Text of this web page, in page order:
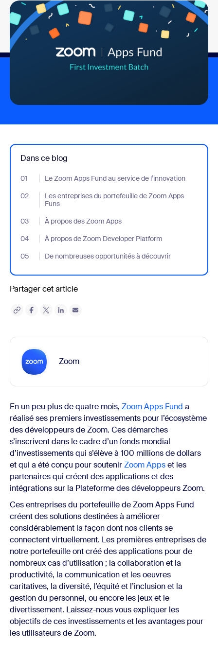
Dans ce blog
01 Le Zoom Apps Fund au service de l’innovation
- Jumplink to Le Zoom Apps Fund au service de l’innovation
02
Les entreprises du portefeuille de Zoom Apps
Funs
- Jumplink to Les entreprises du portefeuille de Zoom Apps Funs
03 À propos des Zoom Apps
- Jumplink to À propos des Zoom Apps
04
À propos de Zoom Developer Platform
- Jumplink to À propos de Zoom Developer Platform
05
De nombreuses opportunités à découvrir
- Jumplink to De nombreuses opportunités à découvrir
Partager cet article
Zoom
En un peu plus de quatre mois, Zoom Apps Fund a
réalisé ses premiers investissements pour l’écosystème
des développeurs de Zoom. Ces démarches
s’inscrivent dans le cadre d’un fonds mondial
d’investissements qui s’élève à 100 millions de dollars
et qui a été conçu pour soutenirZoom Appset les
partenaires qui créent des applications et des
intégrations sur la Plateforme des développeurs Zoom.
Ces entreprises du portefeuille de Zoom Apps Fund
créent des solutions destinées à améliorer
considérablement la façon dont nos clients se
connectent virtuellement. Les premières entreprises de
notre portefeuille ont créé des applications pour de
nombreux cas d’utilisation ; la collaboration et la
productivité, la communication et les oeuvres
caritatives, la diversité, l’équité et l’inclusion et la
gestion du personnel, ou encoreles jeux et le
divertissement. Laissez-nous vous expliquer les
objectifs de ces investissements et les avantages pour
les utilisateurs de Zoom.